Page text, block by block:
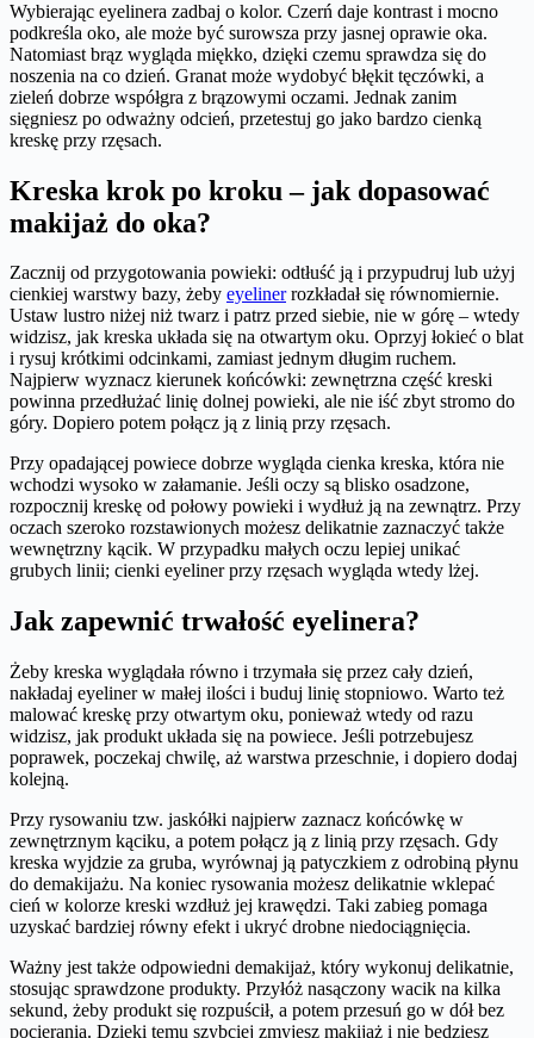
Wybierając eyelinera zadbaj o kolor. Czerń daje kontrast i mocno
podkreśla oko, ale może być surowsza przy jasnej oprawie oka.
Natomiast brąz wygląda miękko, dzięki czemu sprawdza się do
noszenia na co dzień. Granat może wydobyć błękit tęczówki, a
zieleń dobrze współgra z brązowymi oczami. Jednak zanim
sięgniesz po odważny odcień, przetestuj go jako bardzo cienką
kreskę przy rzęsach.
​Kreska krok po kroku – jak dopasować
makijaż do oka?
Zacznij od przygotowania powieki: odtłuść ją i przypudruj lub użyj
cienkiej warstwy bazy, żeby eyelinerrozkładał się równomiernie.
Ustaw lustro niżej niż twarz i patrz przed siebie, nie w górę – wtedy
widzisz, jak kreska układa się na otwartym oku. Oprzyj łokieć o blat
i rysuj krótkimi odcinkami, zamiast jednym długim ruchem.
Najpierw wyznacz kierunek końcówki: zewnętrzna część kreski
powinna przedłużać linię dolnej powieki, ale nie iść zbyt stromo do
góry. Dopiero potem połącz ją z linią przy rzęsach.
Przy opadającej powiece dobrze wygląda cienka kreska, która nie
wchodzi wysoko w załamanie. Jeśli oczy są blisko osadzone,
rozpocznij kreskę od połowy powieki i wydłuż ją na zewnątrz. Przy
oczach szeroko rozstawionych możesz delikatnie zaznaczyć także
wewnętrzny kącik. W przypadku małych oczu lepiej unikać
grubych linii; cienki eyeliner przy rzęsach wygląda wtedy lżej.
​Jak zapewnić trwałość eyelinera?
Żeby kreska wyglądała równo i trzymała się przez cały dzień,
nakładaj eyeliner w małej ilości i buduj linię stopniowo. Warto też
malować kreskę przy otwartym oku, ponieważ wtedy od razu
widzisz, jak produkt układa się na powiece. Jeśli potrzebujesz
poprawek, poczekaj chwilę, aż warstwa przeschnie, i dopiero dodaj
kolejną.
Przy rysowaniu tzw. jaskółki najpierw zaznacz końcówkę w
zewnętrznym kąciku, a potem połącz ją z linią przy rzęsach. Gdy
kreska wyjdzie za gruba, wyrównaj ją patyczkiem z odrobiną płynu
do demakijażu. Na koniec rysowania możesz delikatnie wklepać
cień w kolorze kreski wzdłuż jej krawędzi. Taki zabieg pomaga
uzyskać bardziej równy efekt i ukryć drobne niedociągnięcia.
Ważny jest także odpowiedni demakijaż, który wykonuj delikatnie,
stosując sprawdzone produkty. Przyłóż nasączony wacik na kilka
sekund, żeby produkt się rozpuścił, a potem przesuń go w dół bez
pocierania. Dzięki temu szybciej zmyjesz makijaż i nie będziesz